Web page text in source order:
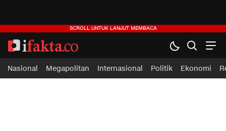
ifakta.co
#pastibenar
Nasional Megapolitan Internasional Politik Ekonomi